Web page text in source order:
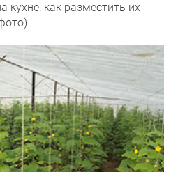
кухне: как разместить их